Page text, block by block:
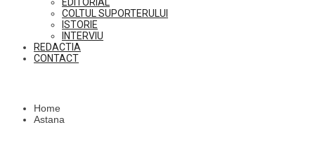
COLTUL SUPORTERULUI
ISTORIE
INTERVIU
REDACTIA
CONTACT
Home
Astana